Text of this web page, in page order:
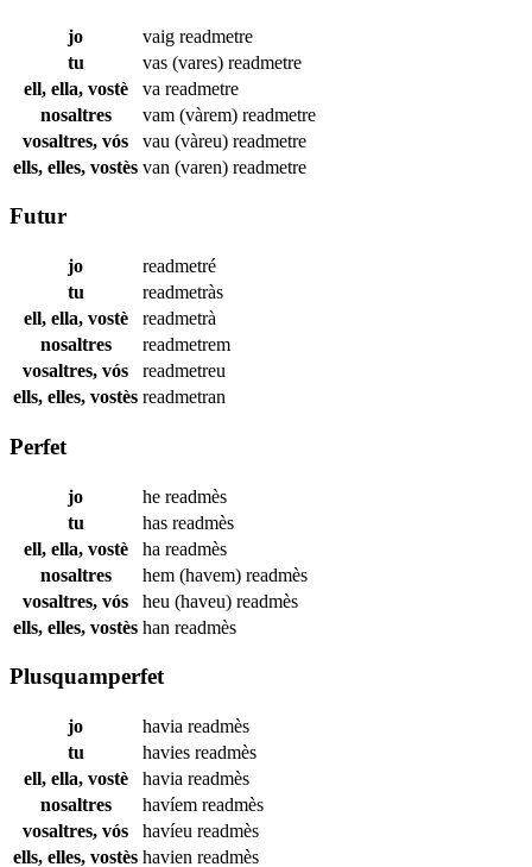
jo vaig readmetre
tu
vas (vares) readmetre
ell, ella, vostè
va readmetre
nosaltres
vam (vàrem) readmetre
vosaltres, vós
vau (vàreu) readmetre
ells, elles, vostès van (varen) readmetre
Futur
jo
readmetré
tu
readmetràs
ell, ella, vostè
readmetrà
nosaltres
readmetrem
vosaltres, vós
readmetreu
ells, elles, vostès readmetran
Perfet
jo he readmès
tu
has readmès
ell, ella, vostè
ha readmès
nosaltres
hem (havem) readmès
vosaltres, vós
heu (haveu) readmès
ells, elles, vostès han readmès
Plusquamperfet
jo havia readmès
tu
havies readmès
ell, ella, vostè
havia readmès
nosaltres
havíem readmès
vosaltres, vós
havíeu readmès
ells, elles, vostès havien readmès